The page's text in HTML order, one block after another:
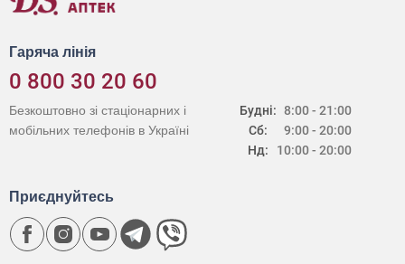
Гаряча лінія
0 800 30 20 60
Будні:
Сб:
Нд:
8:00 - 21:00
9:00 - 20:00
10:00 - 20:00
Безкоштовно зі стаціонарних і
мобільних телефонів в Україні
Приєднуйтесь